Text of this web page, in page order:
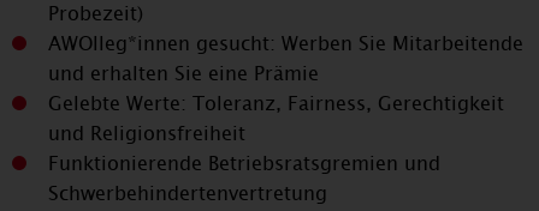
Probezeit)
AWOlleg*innen gesucht: Werben Sie Mitarbeitende
und erhalten Sie eine Prämie
Gelebte Werte: Toleranz, Fairness, Gerechtigkeit
und Religionsfreiheit
Funktionierende Betriebsratsgremien und
Schwerbehindertenvertretung